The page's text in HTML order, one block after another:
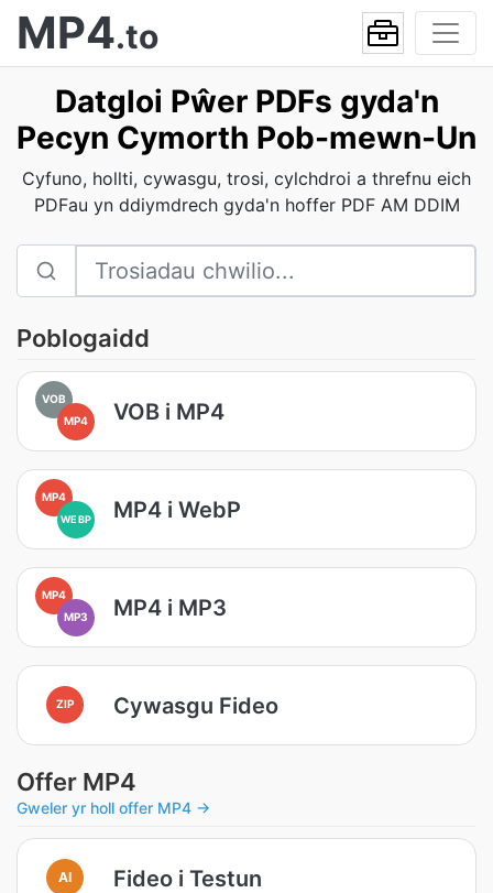
MP4.to
Datgloi Pŵer PDFs gyda'n
Pecyn Cymorth Pob-mewn-Un
Cyfuno, hollti, cywasgu, trosi, cylchdroi a threfnu eich
PDFau yn ddiymdrech gyda'n hoffer PDF AM DDIM
Poblogaidd
VOB
MP4
VOB i MP4
MP4
WEBP MP4 i WebP
MP4
MP3
MP4 i MP3
ZIP Cywasgu Fideo
Offer MP4
Gweler yr holl offer MP4 →
AI Fideo i Testun